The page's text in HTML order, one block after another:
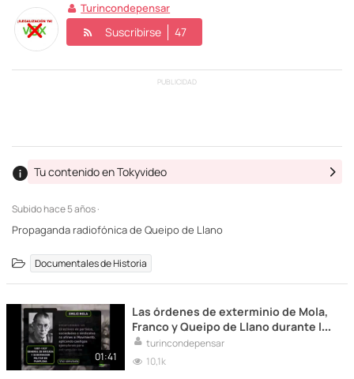
Turincondepensar
Suscribirse 47
PUBLICIDAD
Subidohace 5 años ·
Tu contenido en Tokyvideo
Propaganda radiofónica de Queipo de Llano
Documentales de Historia
01:41
Las órdenes de exterminio de Mola,
Franco y Queipo de Llano durante la
Guerra Civil española
turincondepensar
10,1k